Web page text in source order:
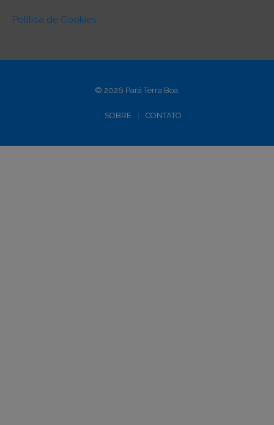
Política de Cookies
© 2026 Pará Terra Boa.
SOBRE CONTATO